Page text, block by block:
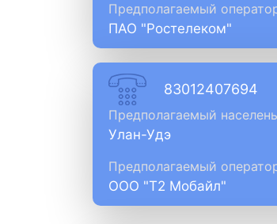
Предполагаемый
ПАО "Ростелеком"
83012407694
Предполагаемый
Улан-Удэ
Предполагаемый
ООО "Т2 Мобайл"